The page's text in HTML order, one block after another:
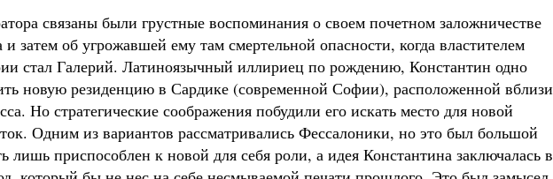
связаны были грустные воспоминания о своем почетном заложничестве
затем об угрожавшей ему там смертельной опасности, когда властителем
стал Галерий. Латиноязычный иллириец по рождению, Константин одно
новую резиденцию в Сардике (современной Софии), расположенной вблизи
Но стратегические соображения побудили его искать место для новой
Одним из вариантов рассматривались Фессалоники, но это был большой
лишь приспособлен к новой для себя роли, а идея Константина заключалась в